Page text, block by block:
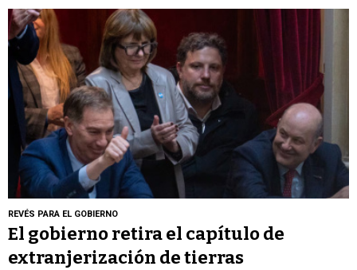
REVÉS PARA EL GOBIERNO
El gobierno retira el capítulo de
extranjerización de tierras